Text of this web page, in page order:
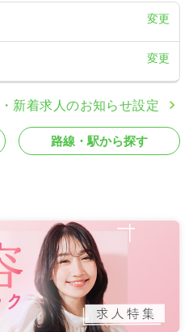
変更
変更
新着求人のお知らせ設定
路線・駅から探す